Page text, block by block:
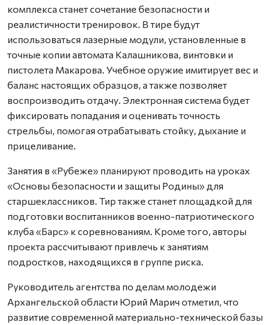
комплекса станет сочетание безопасности и
реалистичности тренировок. В тире будут
использоваться лазерные модули, установленные в
точные копии автомата Калашникова, винтовки и
пистолета Макарова. Учебное оружие имитирует вес и
баланс настоящих образцов, а также позволяет
воспроизводить отдачу. Электронная система будет
фиксировать попадания и оценивать точность
стрельбы, помогая отрабатывать стойку, дыхание и
прицеливание.
Занятия в «Рубеже» планируют проводить на уроках
«Основы безопасности и защиты Родины» для
старшеклассников. Тир также станет площадкой для
подготовки воспитанников военно-патриотического
клуба «Барс» к соревнованиям. Кроме того, авторы
проекта рассчитывают привлечь к занятиям
подростков, находящихся в группе риска.
Руководитель агентства по делам молодежи
Архангельской области Юрий Марич отметил, что
развитие современной материально-технической базы